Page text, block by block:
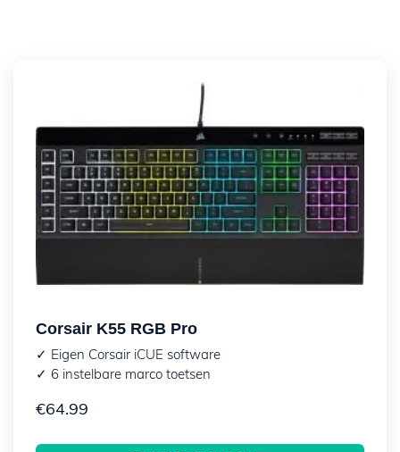
Corsair K55 RGB Pro
✓ Eigen Corsair iCUE software
✓ 6 instelbare marco toetsen
€64.99